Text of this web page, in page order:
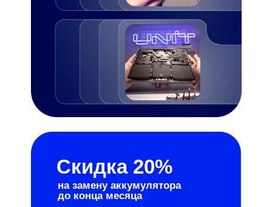
Скидка 20%
на замену аккумулятора
до конца месяца